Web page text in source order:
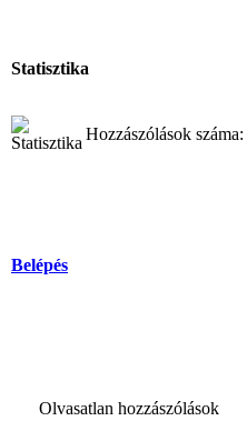
Statisztika
Hozzászólások száma:
Belépés
Olvasatlan hozzászólások